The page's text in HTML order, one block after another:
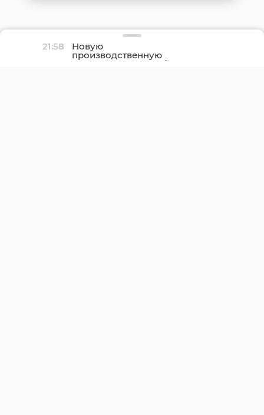
21:58 Новую
производственную
площадку птицефабрики